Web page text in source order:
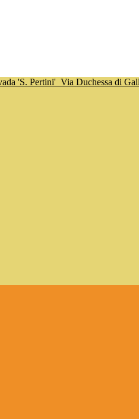
'S. Pertini' Via Duchessa di